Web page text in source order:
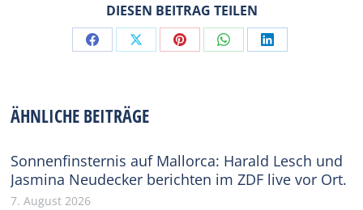
DIESEN BEITRAG TEILEN
Share Share Share Share Share
ÄHNLICHE BEITRÄGE
Sonnenfinsternis auf Mallorca: Harald Lesch und
Jasmina Neudecker berichten im ZDF live vor Ort.
7. August 2026